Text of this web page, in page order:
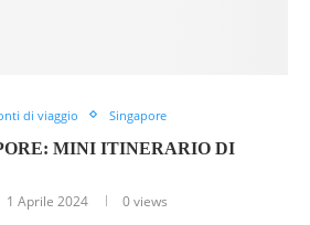
di viaggio Singapore
MINI ITINERARIO DI
1 Aprile 2024 0 views